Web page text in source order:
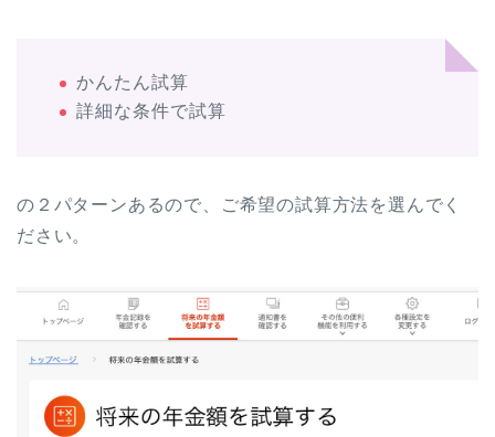
かんたん試算
詳細な条件で試算
の２パターンあるので、ご希望の試算方法を選んでく
ださい。